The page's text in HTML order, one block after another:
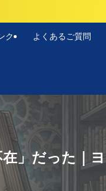
ク よくあるご質問
」だった｜